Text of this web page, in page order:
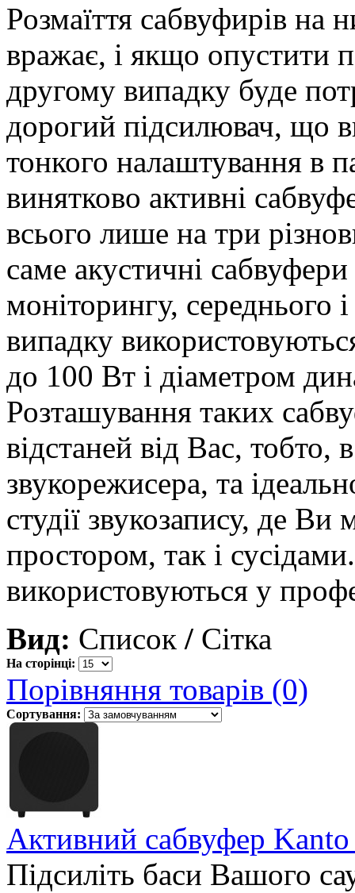
Розмаїття сабвуфирів
вражає, і якщо опустити
другому випадку буде
дорогий підсилювач, що
тонкого налаштування в
винятково активні
всього лише на три
саме акустичні
моніторингу,
випадку
до 100 Вт і діаметром
Розташування таких
відстаней від Вас, тобто,
звукорежисера, та
студії звукозапису, де
простором, так і
використовуються у
Вид: Список / Сітка
На сторінці:
Порівняння товарів (0)
Сортування:
Активний сабвуфер
Підсиліть баси Вашого